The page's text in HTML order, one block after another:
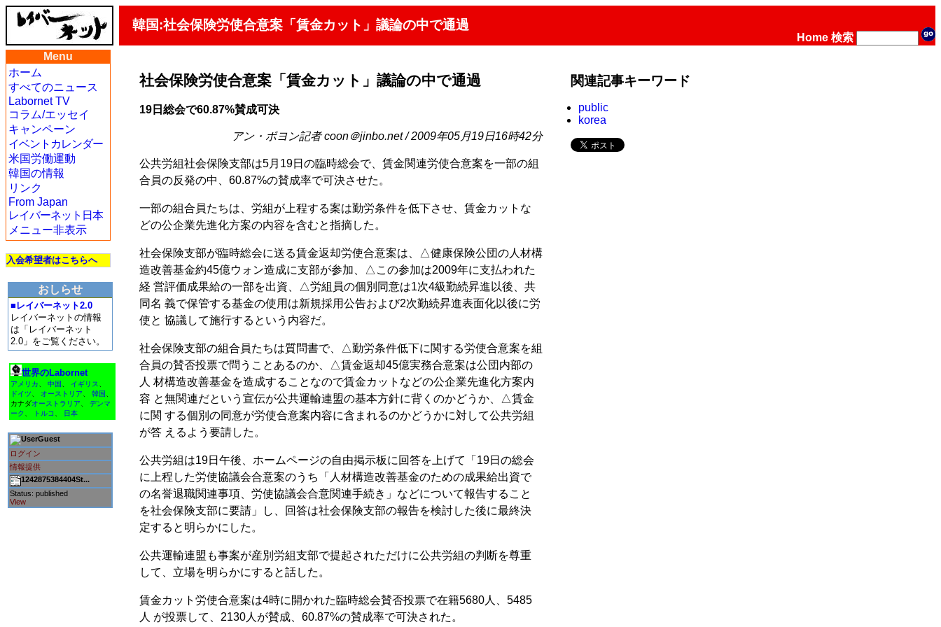
韓国:社会保険労使合意案「賃金カット」議論の中で通過
Home 検索
Menu
ホーム
すべてのニュース
Labornet TV
コラム/エッセイ
キャンペーン
イベントカレンダー
米国労働運動
韓国の情報
リンク
From Japan
レイバーネット日本
メニュー非表示
入会希望者はこちらへ
おしらせ
■レイバーネット2.0
レイバーネットの情報
は「レイバーネット
2.0」をご覧ください。
世界のLabornet
アメリカ 中国 イギリス
ドイツ
オーストリア 韓国
カナダオーストラリア
デンマ
ーク
トルコ 日本
Guest
ログイン
情報提供
1242875384404St...
Status: published
View
社会保険労使合意案「賃金カット」議論の中で通過
19日総会で60.87%賛成可決
アン・ボヨン記者 coon＠jinbo.net / 2009年05月19日16時42分
公共労組社会保険支部は5月19日の臨時総会で、賃金関連労使合意案を一部の組
合員の反発の中、60.87%の賛成率で可決させた。
一部の組合員たちは、労組が上程する案は勤労条件を低下させ、賃金カットな
どの公企業先進化方案の内容を含むと指摘した。
社会保険支部が臨時総会に送る賃金返却労使合意案は、△健康保険公団の人材構
造改善基金約45億ウォン造成に支部が参加、△この参加は2009年に支払われた
経 営評価成果給の一部を出資、△労組員の個別同意は1次4級勤続昇進以後、共
同名 義で保管する基金の使用は新規採用公告および2次勤続昇進表面化以後に労
使と 協議して施行するという内容だ。
社会保険支部の組合員たちは質問書で、△勤労条件低下に関する労使合意案を組
合員の賛否投票で問うことあるのか、△賃金返却45億実務合意案は公団内部の
人 材構造改善基金を造成することなので賃金カットなどの公企業先進化方案内
容 と無関連だという宣伝が公共運輸連盟の基本方針に背くのかどうか、△賃金
に関 する個別の同意が労使合意案内容に含まれるのかどうかに対して公共労組
が答 えるよう要請した。
公共労組は19日午後、ホームページの自由掲示板に回答を上げて「19日の総会
に上程した労使協議会合意案のうち「人材構造改善基金のための成果給出資で
の名誉退職関連事項、労使協議会合意関連手続き」などについて報告すること
を社会保険支部に要請」し、回答は社会保険支部の報告を検討した後に最終決
定すると明らかにした。
公共運輸連盟も事案が産別労組支部で提起されただけに公共労組の判断を尊重
して、立場を明らかにすると話した。
賃金カット労使合意案は4時に開かれた臨時総会賛否投票で在籍5680人、5485
人 が投票して、2130人が賛成、60.87%の賛成率で可決された。
関連記事キーワード
public
korea